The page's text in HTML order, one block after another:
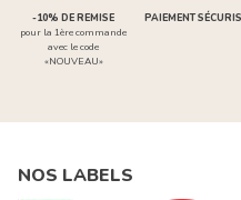
-10% DE REMISE
pour la 1ère commande
avec le code
«NOUVEAU»
PAIEMENT
NOS LABELS